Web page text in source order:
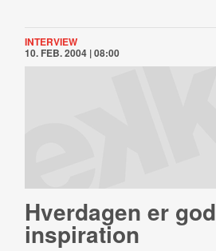
INTERVIEW
10. FEB. 2004 | 08:00
Hverdagen er god
inspiration